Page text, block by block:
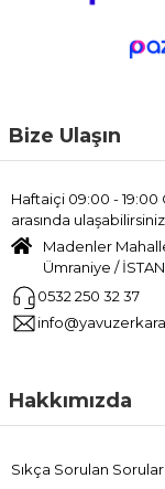
Bize Ulaşın
Haftaiçi 09:00 - 19:00
arasında ulaşabilirsiniz.
Madenler
Ümraniye /
0532 250 32 37
Hakkımızda
Sıkça Sorulan Sorular